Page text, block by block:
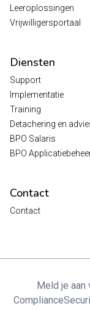
Leeroplossingen
Vrijwilligersportaal
Diensten
Support
Implementatie
Training
Detachering en
BPO Salaris
BPO
Contact
Contact
Meld je aan
Compliance